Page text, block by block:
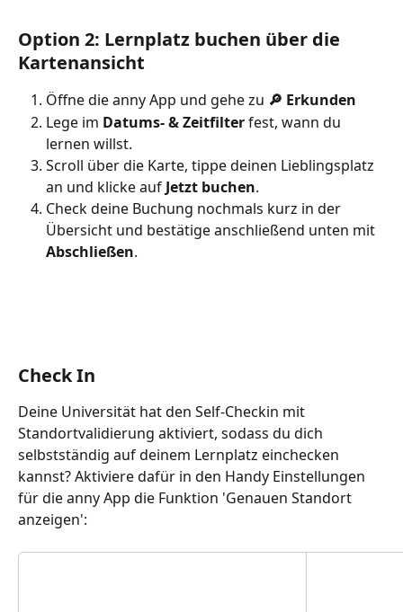
Option 2: Lernplatz buchen über die
Kartenansicht
Öffne die anny App und gehe zu 🔎 Erkunden
Lege im Datums- & Zeitfilter fest, wann du
lernen willst.
Scroll über die Karte, tippe deinen Lieblingsplatz
an und klicke auf Jetzt buchen.
Check deine Buchung nochmals kurz in der
Übersicht und bestätige anschließend unten mit
Abschließen.
Check In
Deine Universität hat den Self-Checkin mit
Standortvalidierung aktiviert, sodass du dich
selbstständig auf deinem Lernplatz einchecken
kannst? Aktiviere dafür in den Handy Einstellungen
für die anny App die Funktion 'Genauen Standort
anzeigen':